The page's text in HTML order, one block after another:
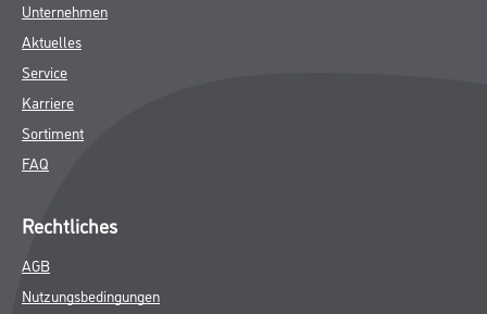
Unternehmen
Aktuelles
Service
Karriere
Sortiment
FAQ
Rechtliches
AGB
Nutzungsbedingungen